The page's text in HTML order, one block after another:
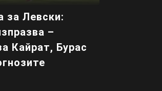
за Левски:
–
Кайрат, Бурас